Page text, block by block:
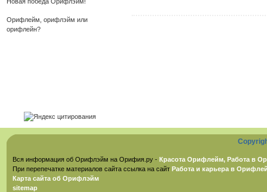
Орифлейм, орифлэйм или
орифлейн?
Вся информация об Орифлэйм на Орифия.ру - Красота Орифлейм, Работа в
При перепечатке материалов сайта ссылка на сайт Работа и карьера в
Карта сайта об Орифлэйм
sitemap